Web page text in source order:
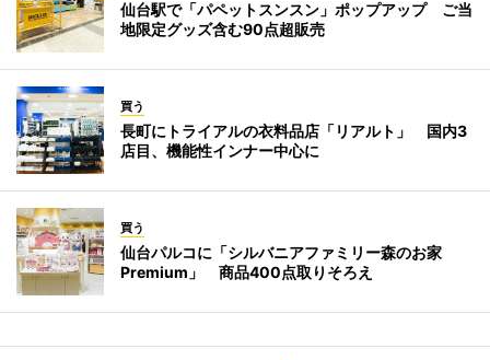
仙台駅で「パペットスンスン」ポップアップ ご当
地限定グッズ含む90点超販売
買う
長町にトライアルの衣料品店「リアルト」 国内3
店目、機能性インナー中心に
買う
仙台パルコに「シルバニアファミリー森のお家
Premium」 商品400点取りそろえ